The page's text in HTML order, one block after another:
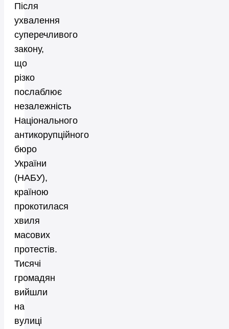
Після
ухвалення
суперечливого
закону,
що
різко
послаблює
незалежність
Національного
антикорупційного
бюро
України
(НАБУ),
країною
прокотилася
хвиля
масових
протестів.
Тисячі
громадян
вийшли
на
вулиці